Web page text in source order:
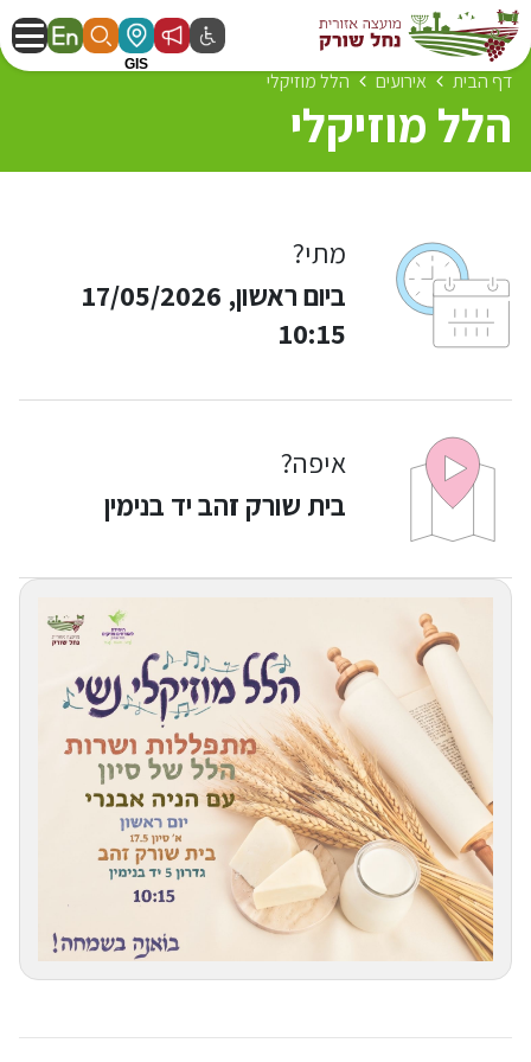
דף הבית אירועים הלל מוזיקלי
הלל מוזיקלי
מתי?
ביום ראשון, 17/05/2026
10:15
איפה?
בית שורק זהב יד בנימין